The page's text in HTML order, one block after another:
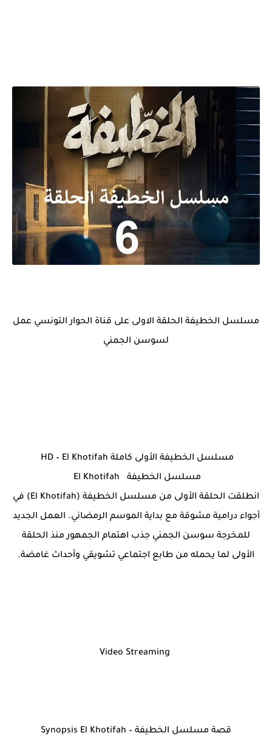
مسلسل الخطيفة الحلقة الاولى على قناة الحوار التونسي عمل
لسوسن الجمني
مسلسل الخطيفة الأولى كاملة HD – El Khotifah
مسلسل الخطيفة El Khotifah
انطلقت الحلقة الأولى من مسلسل الخطيفة (El Khotifah) في
أجواء درامية مشوقة مع بداية الموسم الرمضاني. العمل الجديد
للمخرجة سوسن الجمني جذب اهتمام الجمهور منذ الحلقة
الأولى لما يحمله من طابع اجتماعي تشويقي وأحداث غامضة.
قصة مسلسل الخطيفة – Synopsis El Khotifah